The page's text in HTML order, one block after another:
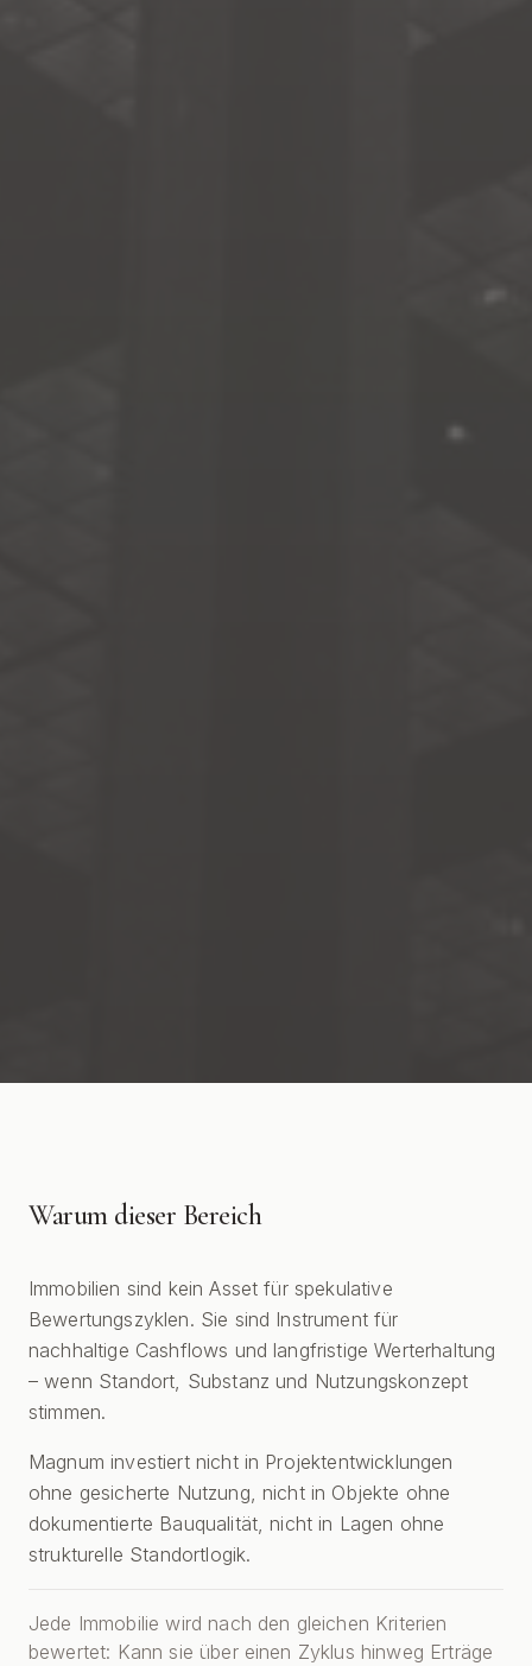
Warum dieser Bereich
Immobilien sind kein Asset für spekulative
Bewertungszyklen. Sie sind Instrument für
nachhaltige Cashflows und langfristige Werterhaltung
– wenn Standort, Substanz und Nutzungskonzept
stimmen.
Magnum investiert nicht in Projektentwicklungen
ohne gesicherte Nutzung, nicht in Objekte ohne
dokumentierte Bauqualität, nicht in Lagen ohne
strukturelle Standortlogik.
Jede Immobilie wird nach den gleichen Kriterien
bewertet: Kann sie über einen Zyklus hinweg Erträge